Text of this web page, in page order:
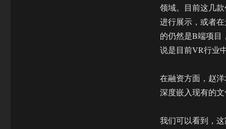
领域。目前这几
进行展示，或者
的仍然是B端项目
说是目前VR行业
在融资方面，赵
深度嵌入现有的
我们可以看到，